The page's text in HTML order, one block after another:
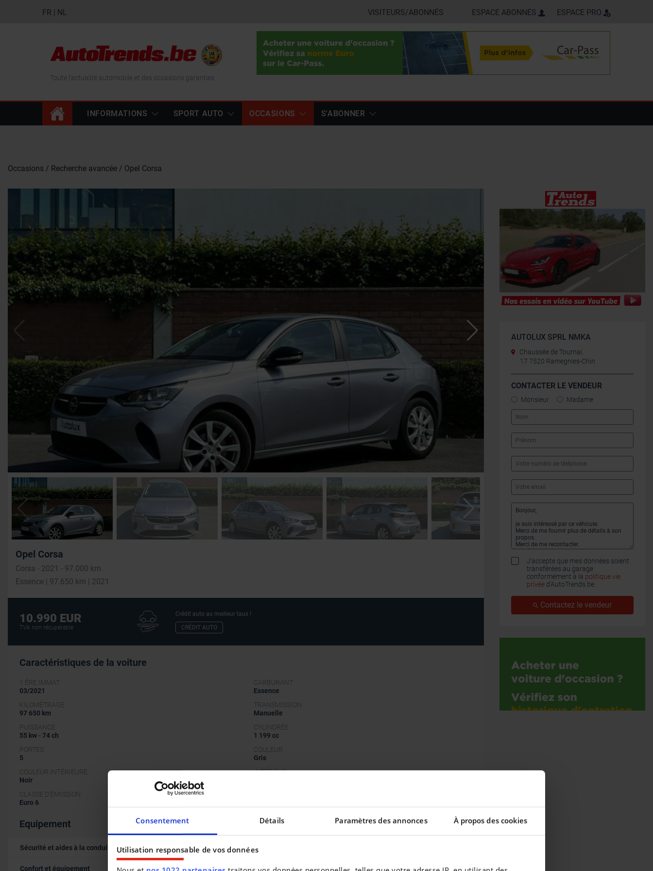
Consentement Détails Paramètres des annonces À propos des cookies
Utilisation responsable de vos données
FR | NL VISITEURS/ABONNÉS ESPACE ABONNÉS ESPACE PRO
Toute l'actualité automobile et des occasions garanties
INFORMATIONS SPORT AUTO OCCASIONS S'ABONNER
Occasions Recherche avancée Opel Corsa
Opel Corsa
Corsa - 2021 - 97.000 km
Essence | 97.650 km | 2021
10.990 EUR
TVA non récupérable
Crédit auto au meilleur taux !
CRÉDIT AUTO
Caractéristiques de la voiture
1 ÉRE IMMAT
03/2021
CARBURANT
Essence
KILOMÉTRAGE
97 650 km
TRANSMISSION
Manuelle
PUISSANCE
55 kw - 74 ch
CYLINDRÉE
1 199 cc
PORTES
5
COULEUR
Gris
COULEUR INTÉRIEURE
Noir
INTÉRIEUR
CLASSE D'ÉMISSION
Euro 6
Equipement
Sécurité et aides à la conduite
Confort et équipement
AUTOLUX SPRL NMKA
Chaussée de Tournai,
17 7520 Ramegnies-Chin
CONTACTER LE VENDEUR
Monsieur Madame
J'accepte que mes données soient
transférées au garage
conformément à la politique vie
privée d’AutoTrends.be.
Contactez le vendeur